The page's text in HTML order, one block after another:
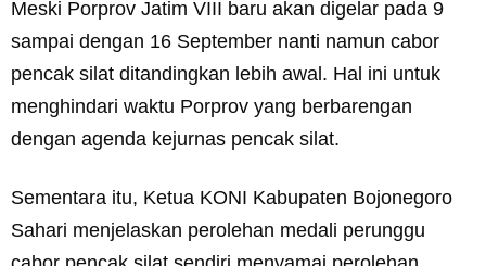
Meski Porprov Jatim VIII baru akan digelar pada 9
sampai dengan 16 September nanti namun cabor
pencak silat ditandingkan lebih awal. Hal ini untuk
menghindari waktu Porprov yang berbarengan
dengan agenda kejurnas pencak silat.
Sementara itu, Ketua KONI Kabupaten Bojonegoro
Sahari menjelaskan perolehan medali perunggu